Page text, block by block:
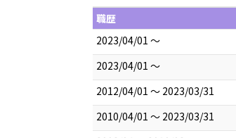
職歴
2023/04/01 ～
2023/04/01 ～
2012/04/01 ～ 2023/03/31
2010/04/01 ～ 2023/03/31